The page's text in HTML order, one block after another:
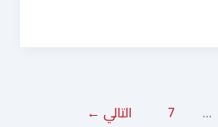
…
7 التالي ←